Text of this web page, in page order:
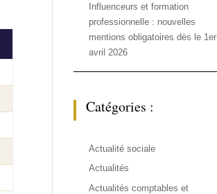
Influenceurs et formation
professionnelle : nouvelles
mentions obligatoires dès le 1er
avril 2026
Catégories :
Actualité sociale
Actualités
Actualités comptables et